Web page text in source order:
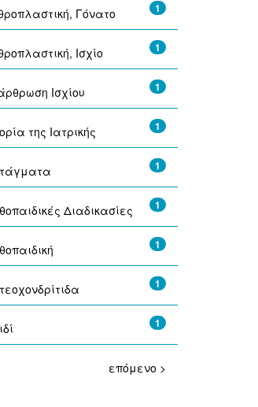
1
Γόνατο
1
Ισχίο
1
Ισχίου
1
της Ιατρικής
1
1
Διαδικασίες
1
1
1
επόμενο >